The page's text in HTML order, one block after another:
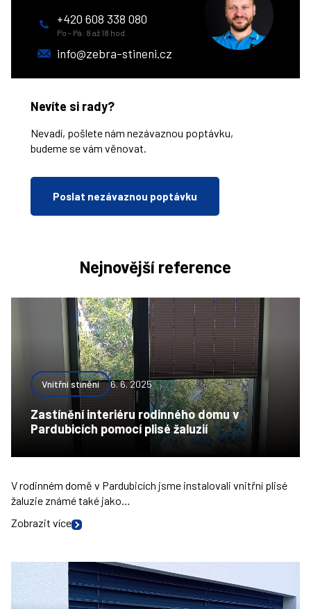
+420 608 338 080
Po - Pá: 8 až 18 hod.
info@zebra-stineni.cz
Nevíte si rady?
Nevadí, pošlete nám nezávaznou poptávku,
budeme se vám věnovat.
Poslat nezávaznou poptávku
Nejnovější reference
Vnitřní stínění 6. 6. 2025
Zastínění interiéru rodinného domu v
Pardubicích pomocí plisé žaluzií
V rodinném domě v Pardubicích jsme instalovali vnitřní plisé
žaluzie známé také jako…
Zobrazit více